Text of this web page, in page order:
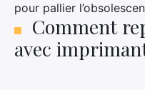
pour pallier
Comment
avec